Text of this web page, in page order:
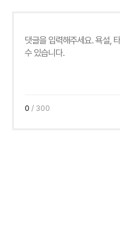
0 / 300